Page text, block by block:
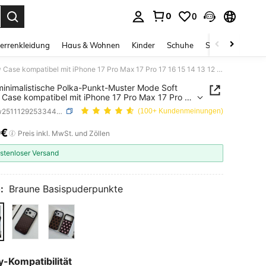
0 0
Haus & Wohnen Kinder Schuhe Schmuck &
Süße minimalistische Polka-Punkt-Muster Mode Soft Handy Case kompatibel mit iPhone 17 Pro Max 17 Pro 17 16 15 14 13 12 11 Pro Max 16 15 14 Plus, modischer stoßfester Rückendeckel, tolle Geschenkidee zum Frühjahrsgeburtstag
Polka-Punkt-Muster Mode Soft
kompatibel mit iPhone 17 Pro Max 17 Pro 17
13 12 11 Pro Max 16 15 14 Plus, modischer
Rückendeckel, tolle Geschenkidee zum
SKU: sw251112925334446775 (100+ Kundenmeinungen)
AND AVAILABILITY
Preis inkl. MwSt. und Zöllen
Versand
Braune Basispuderpunkte
Kompatibilität